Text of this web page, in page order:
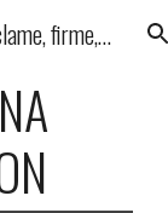
to navigation
Preturi, oferte, anunturi, promotii, reclame, firme, produse, servicii